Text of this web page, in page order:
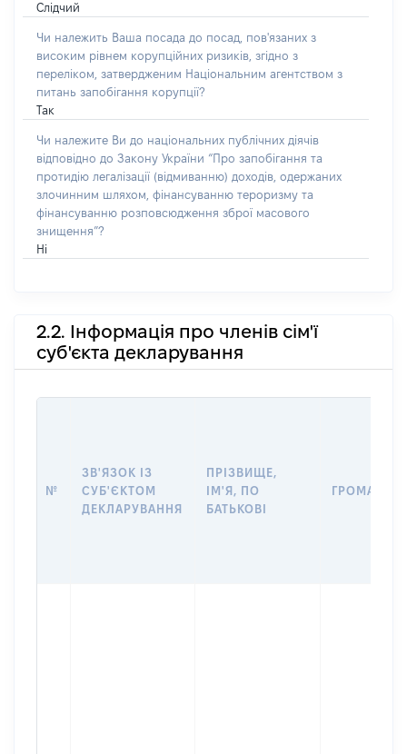
Слідчий
Чи належить Ваша посада до посад, пов'язаних з
високим рівнем корупційних ризиків, згідно з
переліком, затвердженим Національним агентством з
питань запобігання корупції?
Так
Чи належите Ви до національних публічних діячів
відповідно до Закону України “Про запобігання та
протидію легалізації (відмиванню) доходів, одержаних
злочинним шляхом, фінансуванню тероризму та
фінансуванню розповсюдження зброї масового
знищення”?
Ні
2.2. Інформація про членів сім'ї
суб'єкта декларування
№
ЗВ'ЯЗОК ІЗ
СУБ'ЄКТОМ
ДЕКЛАРУВАННЯ
ПРІЗВИЩЕ,
ІМ'Я, ПО
БАТЬКОВІ